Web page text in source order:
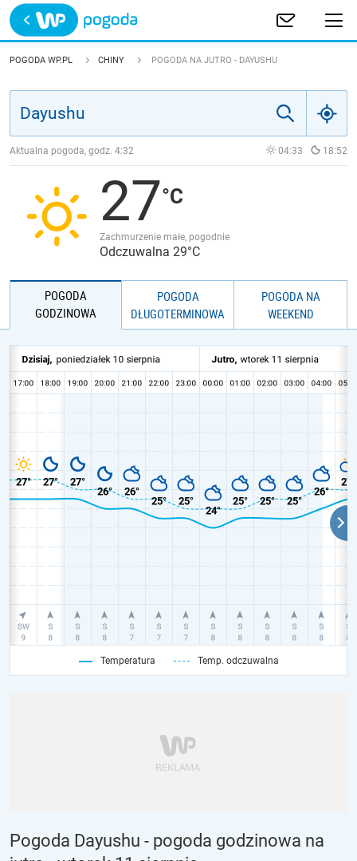
Trwa ładowanie
POLSKA
JAKOŚĆ POWIETRZA
POGODA WP.PL CHINY POGODA NA JUTRO - DAYUSHU
Aktualna pogoda, godz. 4:32 04:33 18:52
27
Zachmurzenie małe, pogodnie
Odczuwalna 29°C
POGODA
GODZINOWA
POGODA
DŁUGOTERMINOWA
POGODA NA
WEEKEND
Temperatura Temp. odczuwalna
Pogoda Dayushu - pogoda godzinowa na